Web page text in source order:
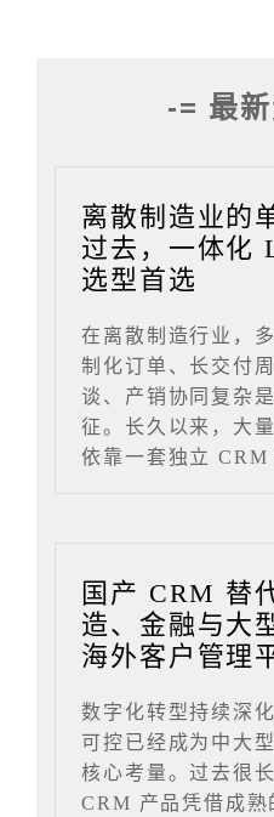
-= 最
离散制造业的
过去，一体化
选型首选
在离散制造行业，
制化订单、长交付
谈、产销协同复杂
征。长久以来，大
依靠一套独立
国产 CRM 替
造、金融与大
海外客户管理
数字化转型持续深
可控已经成为中大
核心考量。过去很
CRM 产品凭借成熟